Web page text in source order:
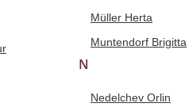
Müller Herta
Muntendorf Brigitta
N
Nedelchev Orlin